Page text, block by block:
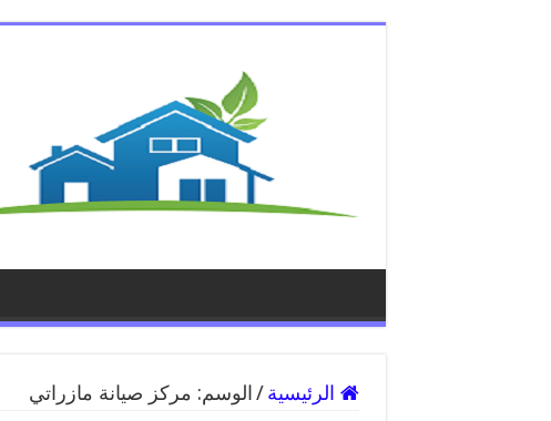
الرئيسية / الوسم: مركز صيانة مازراتي